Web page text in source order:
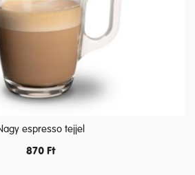
espresso tejjel
870 Ft